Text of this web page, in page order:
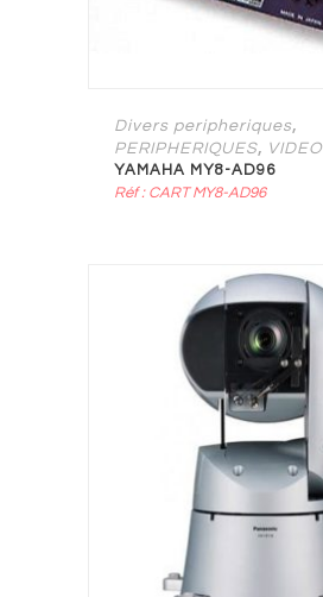
Divers peripheriques,
PERIPHERIQUES, VIDEO
YAMAHA MY8-AD96
Réf : CART MY8-AD96